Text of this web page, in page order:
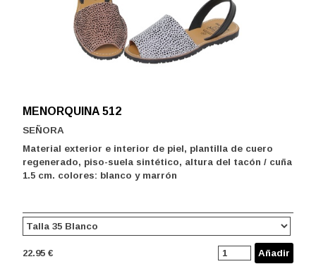
MENORQUINA 512
SEÑORA
Material exterior e interior de piel, plantilla de cuero
regenerado, piso-suela sintético, altura del tacón / cuña
1.5 cm. colores: blanco y marrón
22.95 € Añadir